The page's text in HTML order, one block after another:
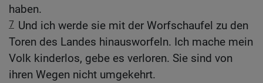
haben.
7 Und ich werde sie mit der Worfschaufel zu den
Toren des Landes hinausworfeln. Ich mache mein
Volk kinderlos, gebe es verloren. Sie sind von
ihren Wegen nicht umgekehrt.